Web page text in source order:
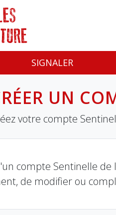
SIGNALER
UN
votre compte
compte Sentinelle
de modifier ou